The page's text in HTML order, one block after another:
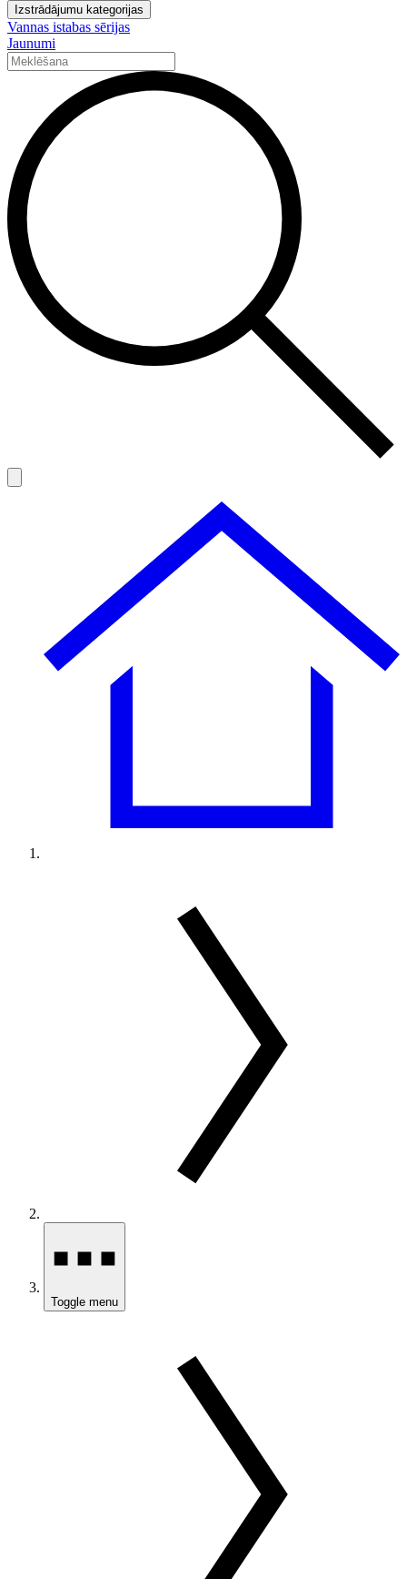
Izstrādājumu kategorijas
Vannas istabas sērijas
Jaunumi
Toggle menu